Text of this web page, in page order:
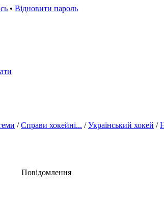
• Відновити пароль
/Справи хокейні... /Український хокей /
Повідомлення